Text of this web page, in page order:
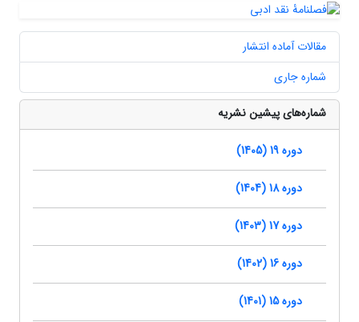
مقالات آماده انتشار
شماره جاری
شماره‌های پیشین نشریه
دوره 19 (1405)
دوره 18 (1404)
دوره 17 (1403)
دوره 16 (1402)
دوره 15 (1401)